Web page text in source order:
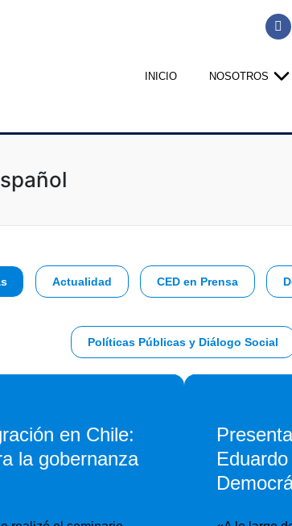
INICIO NOSOTROS
Actualidad CED en Prensa
Políticas Públicas y Diálogo Social
en Chile:
la gobernanza